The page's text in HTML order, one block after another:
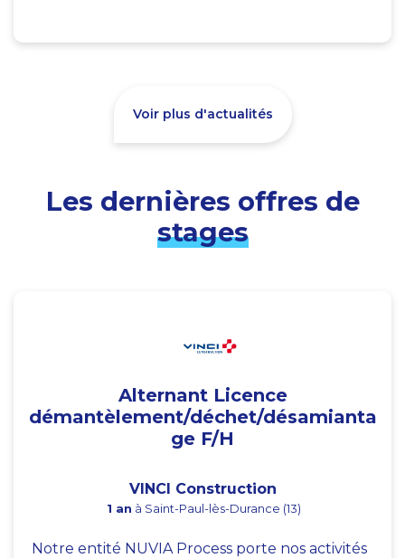
Voir plus d'actualités
Les dernières offres de
stages
Alternant Licence
démantèlement/déchet/désamianta
ge F/H
VINCI Construction
1 an à Saint-Paul-lès-Durance (13)
Notre entité NUVIA Process porte nos activités